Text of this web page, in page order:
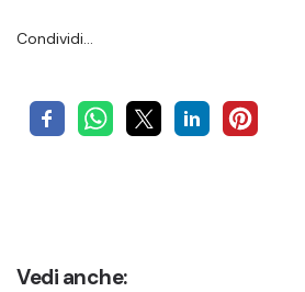
Condividi…
Vedi anche: